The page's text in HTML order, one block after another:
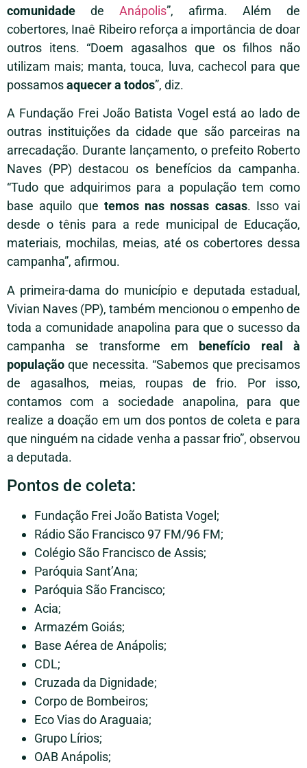
comunidade de Anápolis”, afirma. Além de
cobertores, Inaê Ribeiro reforça a importância de doar
outros itens. “Doem agasalhos que os filhos não
utilizam mais; manta, touca, luva, cachecol para que
possamosaquecer a todos”, diz.
A Fundação Frei João Batista Vogel está ao lado de
outras instituições da cidade que são parceiras na
arrecadação. Durante lançamento, o prefeito Roberto
Naves (PP) destacou os benefícios da campanha.
“Tudo que adquirimos para a população tem como
base aquilo que temos nas nossas casas. Isso vai
desde o tênis para a rede municipal de Educação,
materiais, mochilas, meias, até os cobertores dessa
campanha”, afirmou.
A primeira-dama do município e deputada estadual,
Vivian Naves (PP), também mencionou o empenho de
toda a comunidade anapolina para que o sucesso da
campanha se transforme em benefício real à
população que necessita. “Sabemos que precisamos
de agasalhos, meias, roupas de frio. Por isso,
contamos com a sociedade anapolina, para que
realize a doação em um dos pontos de coleta e para
que ninguém na cidade venha a passar frio”, observou
a deputada.
Pontos de coleta:
Fundação Frei João Batista Vogel;
Rádio São Francisco 97 FM/96 FM;
Colégio São Francisco de Assis;
Paróquia Sant’Ana;
Paróquia São Francisco;
Acia;
Armazém Goiás;
Base Aérea de Anápolis;
CDL;
Cruzada da Dignidade;
Corpo de Bombeiros;
Eco Vias do Araguaia;
Grupo Lírios;
OAB Anápolis;